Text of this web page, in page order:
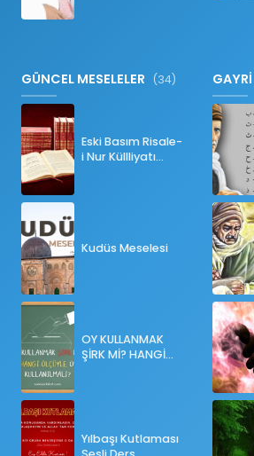
GÜNCEL MESELELER (34)
Eski Basım Risale-
i Nur Küllliyatı
Kudüs Meselesi
OY KULLANMAK
ŞİRK Mİ? HANGİ
Yılbaşı Kutlaması